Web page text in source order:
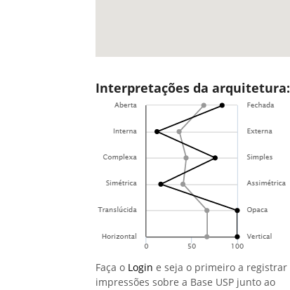
Interpretações da arquitetura:
Faça o Login e seja o primeiro a registrar
impressões sobre a Base USP junto ao